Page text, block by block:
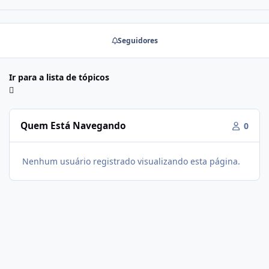
Seguidores
Ir para a lista de tópicos
Quem Está Navegando 0
Nenhum usuário registrado visualizando esta página.